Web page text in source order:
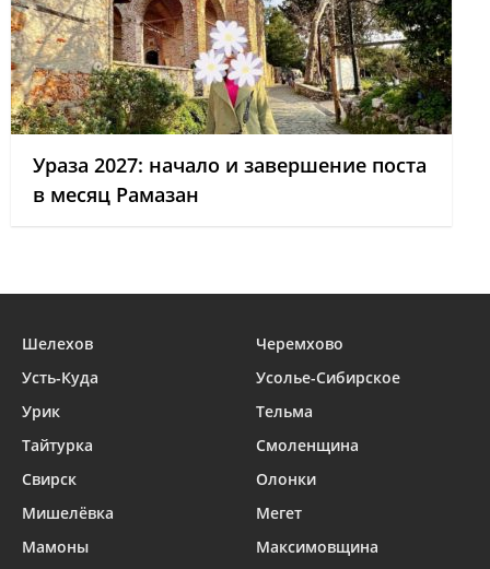
Ураза 2027: начало и завершение поста
в месяц Рамазан
Шелехов
Черемхово
Усть-Куда
Усолье-Сибирское
Урик
Тельма
Тайтурка
Смоленщина
Свирск
Олонки
Мишелёвка
Мегет
Мамоны
Максимовщина